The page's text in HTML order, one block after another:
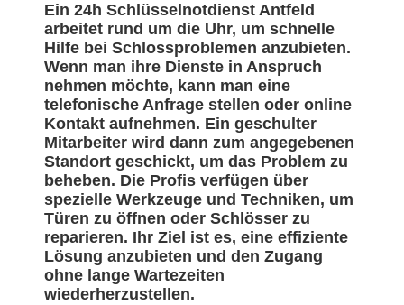
Ein 24h Schlüsselnotdienst Antfeld
arbeitet rund um die Uhr, um schnelle
Hilfe bei Schlossproblemen anzubieten.
Wenn man ihre Dienste in Anspruch
nehmen möchte, kann man eine
telefonische Anfrage stellen oder online
Kontakt aufnehmen. Ein geschulter
Mitarbeiter wird dann zum angegebenen
Standort geschickt, um das Problem zu
beheben. Die Profis verfügen über
spezielle Werkzeuge und Techniken, um
Türen zu öffnen oder Schlösser zu
reparieren. Ihr Ziel ist es, eine effiziente
Lösung anzubieten und den Zugang
ohne lange Wartezeiten
wiederherzustellen.